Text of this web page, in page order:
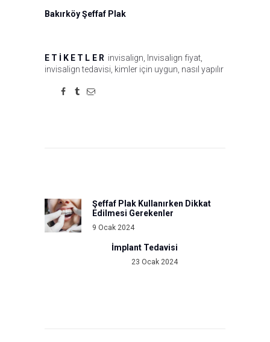
Bakırköy Şeffaf Plak
ETIKETLER invisalign, Invisalign fiyat,
invisalign tedavisi, kimler için uygun, nasıl yapılır
Previous
Şeffaf Plak Kullanırken Dikkat
Edilmesi Gerekenler
9 Ocak 2024
post:
İmplant Tedavisi
23 Ocak 2024